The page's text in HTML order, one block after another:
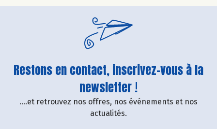
Restons en contact, inscrivez-vous à la
newsletter !
....et retrouvez nos offres, nos événements et nos
actualités.